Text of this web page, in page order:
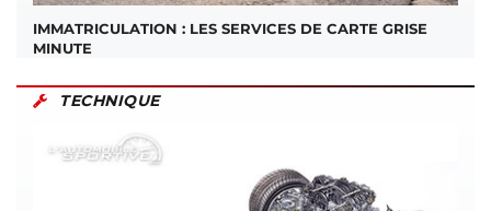
IMMATRICULATION : LES SERVICES DE CARTE GRISE
MINUTE
TECHNIQUE